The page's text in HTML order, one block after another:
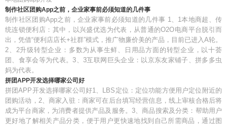
制作社区团购App之前，企业家事前必须知道的几件事
制作社区团购App之前，企业家事前必须知道的几件事 1、1本地商超、传
统连锁便利店：其中，以兴盛优选为代表，从普通的O2O电商平台脱引而
出，凭借“便利店店长+社群”模式，推广物廉价美的产品，目前已进入A轮。
2、2升级转型企业：多数为从事生鲜、日用品方面的转型企业，以十荟
团、食享会等为代表。3、3互联网巨头企业：以京东友家铺子、拼多多虫
妈为代表。
拼团APP开发选择哪家公司好
拼团APP开发选择哪家公司好1、LBS定位：定位功能方便用户定位附近的
团购活动，2、商家入驻：商家可在后台填写经营信息，线上审核合格后将
成为平台商家，为消费者提供产品及服务。3、商品搜索及分类：帮助用户
更好地了解相关产品分类，便于用户更快速地找到自己所需商品，通过图